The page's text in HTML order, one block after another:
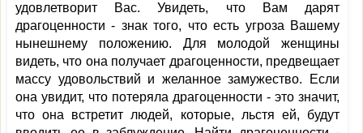
удовлетворит Вас. Увидеть, что Вам дарят
драгоценности - знак того, что есть угроза Вашему
нынешнему положению. Для молодой женщины
видеть, что она получает драгоценности, предвещает
массу удовольствий и желанное замужество. Если
она увидит, что потеряла драгоценности - это значит,
что она встретит людей, которые, льстя ей, будут